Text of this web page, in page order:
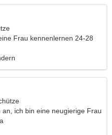
Frau kennenlernen 24-28
an, ich bin eine neugierige Frau